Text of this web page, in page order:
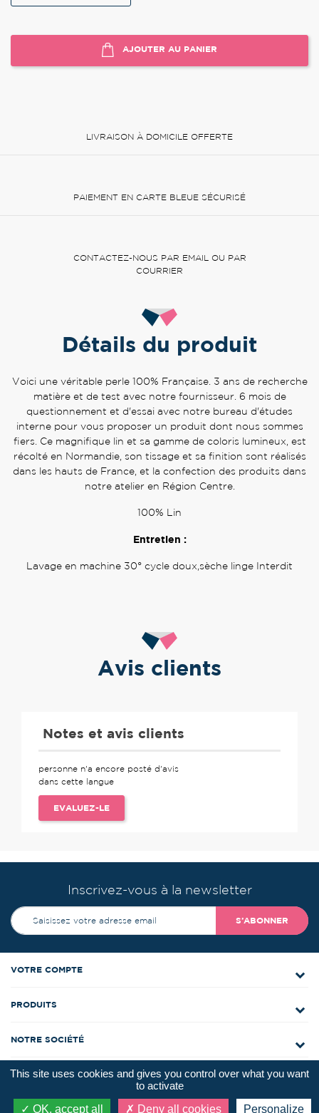
AJOUTER AU PANIER
LIVRAISON À DOMICILE OFFERTE
PAIEMENT EN CARTE BLEUE SÉCURISÉ
CONTACTEZ-NOUS PAR EMAIL OU PAR
COURRIER
Détails du produit
Voici une véritable perle 100% Française. 3 ans de recherche
matière et de test avec notre fournisseur. 6 mois de
questionnement et d'essai avec notre bureau d'études
interne pour vous proposer un produit dont nous sommes
fiers. Ce magnifique lin et sa gamme de coloris lumineux, est
récolté en Normandie, son tissage et sa finition sont réalisés
dans les hauts de France, et la confection des produits dans
notre atelier en Région Centre.
100% Lin
Entretien :
Lavage en machine 30° cycle doux,sèche linge Interdit
Avis clients
Notes et avis clients
personne n'a encore posté d'avis
dans cette langue
EVALUEZ-LE
Inscrivez-vous à la newsletter
S’ABONNER
VOTRE COMPTE
PRODUITS
NOTRE SOCIÉTÉ
CONTACTEZ-NOUS
NOS COORDONNÉES
This site uses cookies and gives you control over what you want
to activate
OK, accept all
Deny all cookies Personalize